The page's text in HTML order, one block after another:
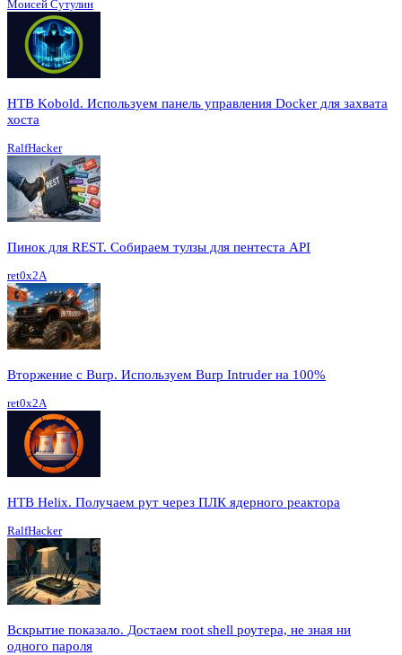
Моисей Сутулин
HTB Kobold. Используем панель управления Docker для захвата
хоста
RalfHacker
Пинок для REST. Собираем тулзы для пентеста API
ret0x2A
Вторжение с Burp. Используем Burp Intruder на 100%
ret0x2A
HTB Helix. Получаем рут через ПЛК ядерного реактора
RalfHacker
Вскрытие показало. Достаем root shell роутера, не зная ни
одного пароля